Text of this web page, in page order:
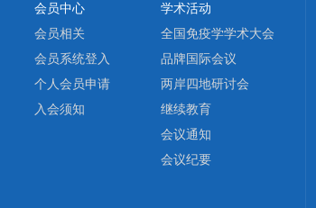
会员中心
会员相关
会员系统登入
个人会员申请
入会须知
学术活动
全国免疫学学术大会
品牌国际会议
两岸四地研讨会
继续教育
会议通知
会议纪要